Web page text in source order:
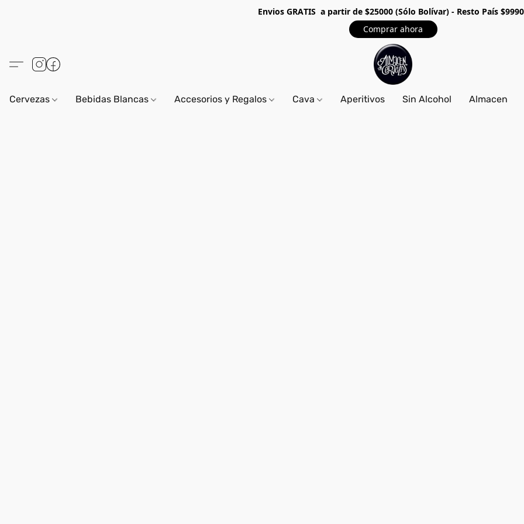
Envios GRATIS a partir de $25000 (Sólo Bolívar) - Resto País
Comprar ahora
Cervezas Bebidas Blancas Accesorios y Regalos Cava Aperitivos Sin Alcohol Almacen